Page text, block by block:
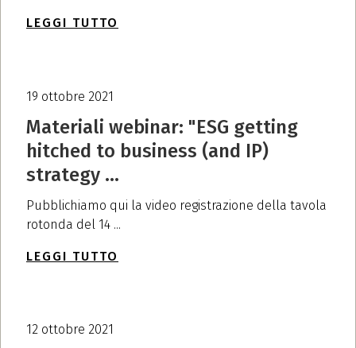
LEGGI TUTTO
19 ottobre 2021
Materiali webinar: "ESG getting
hitched to business (and IP)
strategy ...
Pubblichiamo qui la video registrazione della tavola
rotonda del 14 ...
LEGGI TUTTO
12 ottobre 2021